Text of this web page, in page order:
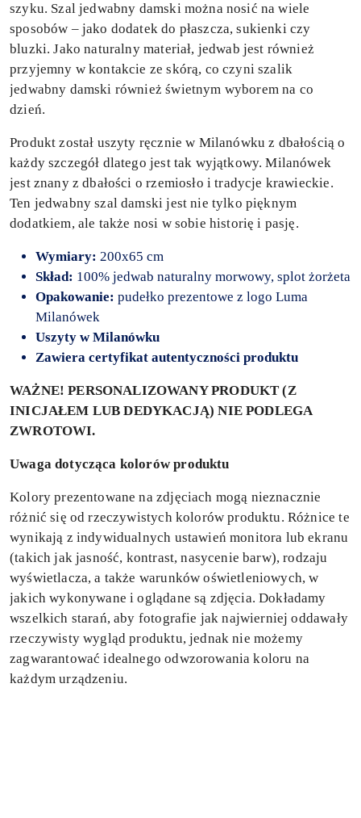
szyku. Szal jedwabny damski można nosić na wiele
sposobów – jako dodatek do płaszcza, sukienki czy
bluzki. Jako naturalny materiał, jedwab jest również
przyjemny w kontakcie ze skórą, co czyni szalik
jedwabny damski również świetnym wyborem na co
dzień.
Produkt został uszyty ręcznie w Milanówku z dbałością o
każdy szczegół dlatego jest tak wyjątkowy. Milanówek
jest znany z dbałości o rzemiosło i tradycje krawieckie.
Ten jedwabny szal damski jest nie tylko pięknym
dodatkiem, ale także nosi w sobie historię i pasję.
Wymiary: 200x65 cm
Skład: 100% jedwab naturalny morwowy, splot żorżeta
Opakowanie: pudełko prezentowe z logo Luma
Milanówek
Uszyty w Milanówku
Zawiera certyfikat autentyczności produktu
WAŻNE! PERSONALIZOWANY PRODUKT (Z
INICJAŁEM LUB DEDYKACJĄ) NIE PODLEGA
ZWROTOWI.
Uwaga dotycząca kolorów produktu
Kolory prezentowane na zdjęciach mogą nieznacznie
różnić się od rzeczywistych kolorów produktu. Różnice te
wynikają z indywidualnych ustawień monitora lub ekranu
(takich jak jasność, kontrast, nasycenie barw), rodzaju
wyświetlacza, a także warunków oświetleniowych, w
jakich wykonywane i oglądane są zdjęcia. Dokładamy
wszelkich starań, aby fotografie jak najwierniej oddawały
rzeczywisty wygląd produktu, jednak nie możemy
zagwarantować idealnego odwzorowania koloru na
każdym urządzeniu.